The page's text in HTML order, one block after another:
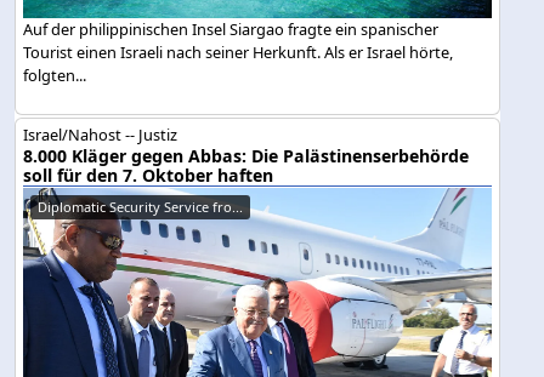
Auf der philippinischen Insel Siargao fragte ein spanischer
Tourist einen Israeli nach seiner Herkunft. Als er Israel hörte,
folgten...
Israel/Nahost -- Justiz
8.000 Kläger gegen Abbas: Die Palästinenserbehörde
soll für den 7. Oktober haften
Diplomatic Security Service fro...